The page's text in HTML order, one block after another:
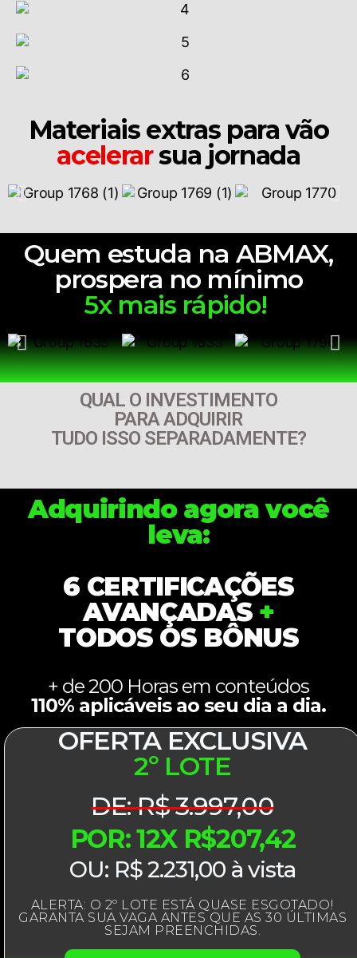
Materiais extras para vão
acelerarsua jornada
Quem estuda na ABMAX,
prospera no mínimo
5x mais rápido!
QUAL O INVESTIMENTO
PARA ADQUIRIR
TUDO ISSO SEPARADAMENTE?
Adquirindo agora você
leva:
6 CERTIFICAÇÕES
AVANÇADAS +
TODOS OS BÔNUS
+ de 200 Horas em conteúdos
110% aplicáveis ao seu dia a dia.
OFERTA EXCLUSIVA
2º LOTE
DE: R$ 3.997,00
POR: 12X R$207,42
OU: R$ 2.231,00 à vista
ALERTA: O 2º LOTE ESTÁ QUASE ESGOTADO!
GARANTA SUA VAGA ANTES QUE AS 30 ÚLTIMAS
SEJAM PREENCHIDAS.